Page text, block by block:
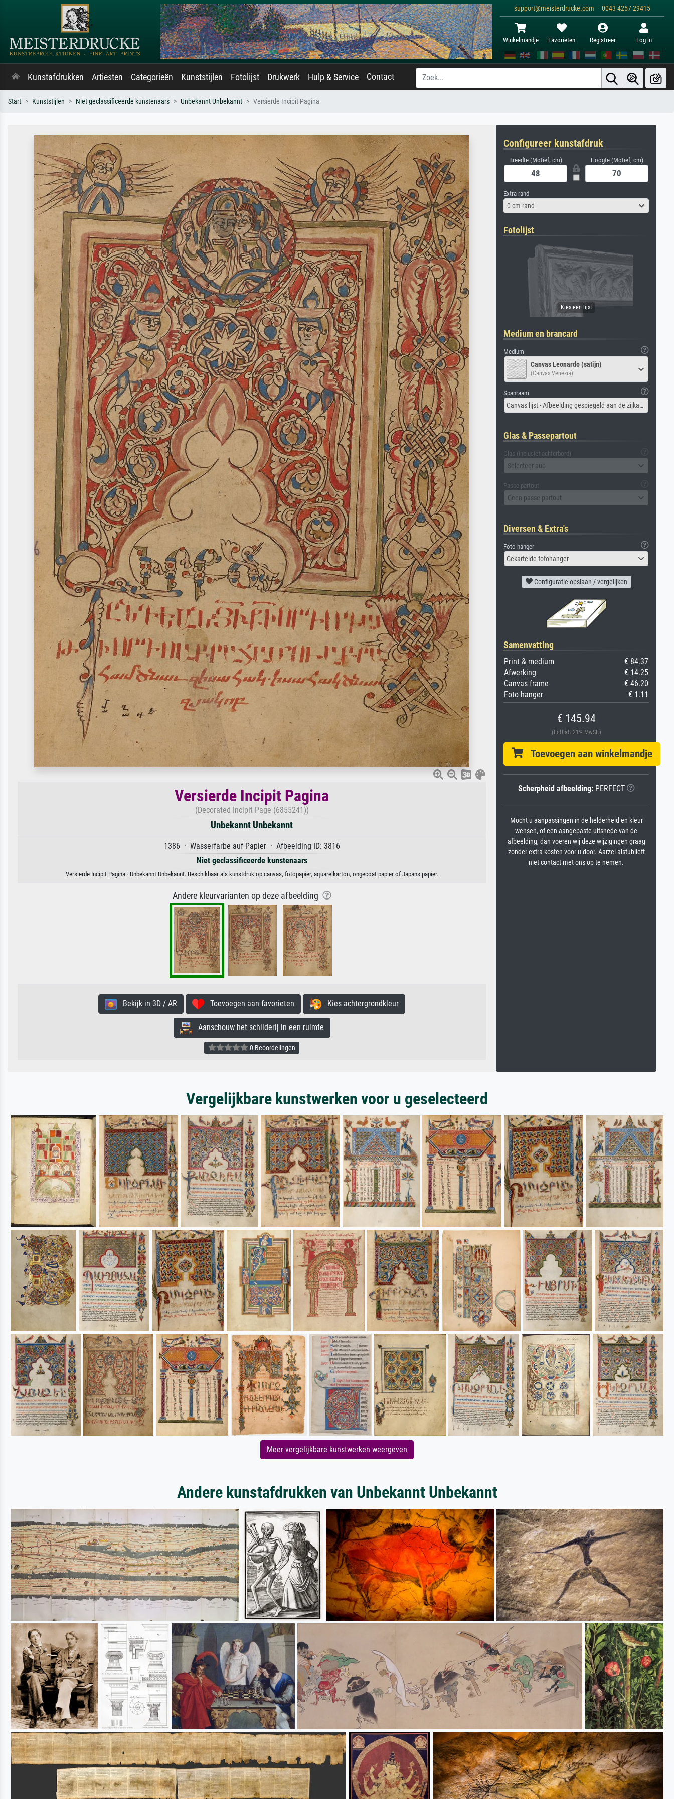
support@meisterdrucke.com · 0043 4257 29415
Winkelmandje Favorieten Registreer Log in
Kunstafdrukken Artiesten Categorieën Kunststijlen Fotolijst Drukwerk Hulp & Service Contact
Start Kunststijlen Niet geclassificeerde kunstenaars Unbekannt Unbekannt Versierde Incipit Pagina
Versierde Incipit Pagina
(Decorated Incipit Page (6855241))
Unbekannt Unbekannt
1386 · Wasserfarbe auf Papier · Afbeelding ID: 3816
Niet geclassificeerde kunstenaars
Versierde Incipit Pagina · Unbekannt Unbekannt. Beschikbaar als kunstdruk op canvas, fotopapier, aquarelkarton, ongecoat papier of Japans papier.
Andere kleurvarianten op deze afbeelding
Bekijk in 3D / AR Toevoegen aan favorieten Kies achtergrondkleur
Aanschouw het schilderij in een ruimte
0 Beoordelingen
Configureer kunstafdruk
Breedte (Motief, cm) Hoogte (Motief, cm)
Extra rand
0 cm rand
Fotolijst
Medium en brancard
Medium
Canvas Leonardo (satijn)
(Canvas Venezia)
Spanraam
Canvas lijst - Afbeelding gespiegeld aan de zijkant
Glas & Passepartout
Glas (inclusief achterbord)
Selecteer aub
Passe-partout
Geen passe-partout
Diversen & Extra's
Foto hanger
Gekartelde fotohanger
Configuratie opslaan / vergelijken
Samenvatting
Print & medium
€ 84.37
Afwerking
€ 14.25
Canvas frame
€ 46.20
Foto hanger
€ 1.11
€ 145.94
(Enthält 21% MwSt.)
Toevoegen aan winkelmandje
Scherpheid afbeelding:PERFECT
Mocht u aanpassingen in de helderheid en kleur
wensen, of een aangepaste uitsnede van de
afbeelding, dan voeren wij deze wijzigingen graag
zonder extra kosten voor u door. Aarzel alstublieft
niet contact met ons op te nemen.
Vergelijkbare kunstwerken voor u geselecteerd
Meer vergelijkbare kunstwerken weergeven
Andere kunstafdrukken van Unbekannt Unbekannt